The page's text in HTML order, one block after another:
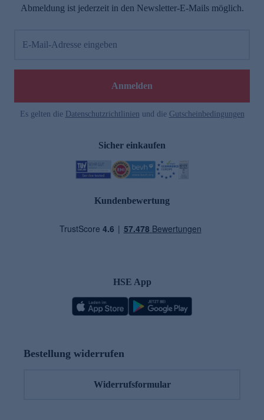
Abmeldung ist jederzeit in den Newsletter-E-Mails möglich.
E-Mail-Adresse eingeben
Anmelden
Es gelten die Datenschutzrichtlinien und die Gutscheinbedingungen
Sicher einkaufen
Kundenbewertung
HSE App
Bestellung widerrufen
Widerrufsformular